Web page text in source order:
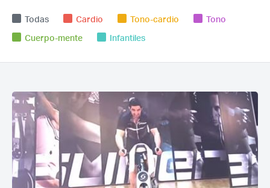
Todas Cardio Tono-cardio
Tono
Cuerpo-mente
Infantiles